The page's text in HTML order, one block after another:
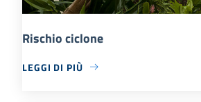
Rischio ciclone
LEGGI DI PIÙ